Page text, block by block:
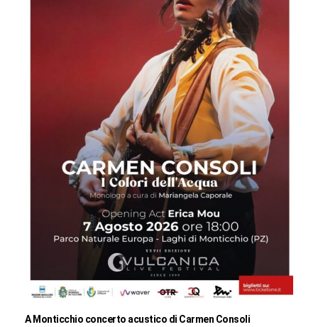
A Monticchio concerto acustico di Carmen Consoli